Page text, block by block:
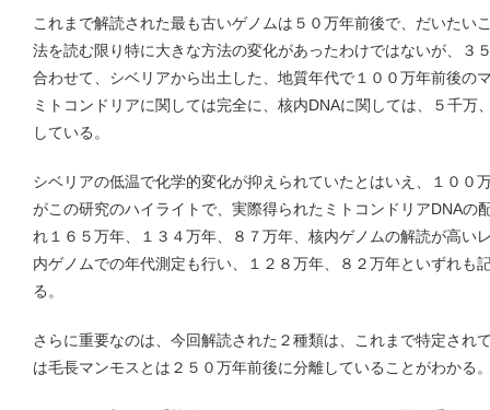
これまで解読された最も古いゲノムは５０万年前後で、だいたい
法を読む限り特に大きな方法の変化があったわけではないが、３
合わせて、シベリアから出土した、地質年代で１００万年前後の
ミトコンドリアに関しては完全に、核内DNAに関しては、５千万
している。
シベリアの低温で化学的変化が抑えられていたとはいえ、１００
がこの研究のハイライトで、実際得られたミトコンドリアDNAの
れ１６５万年、１３４万年、８７万年、核内ゲノムの解読が高い
内ゲノムでの年代測定も行い、１２８万年、８２万年といずれも
る。
さらに重要なのは、今回解読された２種類は、これまで特定され
は毛長マンモスとは２５０万年前後に分離していることがわかる